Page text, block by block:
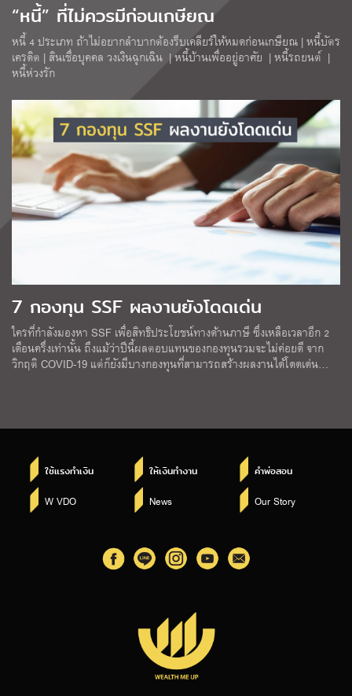
“หนี้” ที่ไม่ควรมีก่อนเกษียณ
หนี้ 4 ประเภท ถ้าไม่อยากลำบากต้องรีบเคลียร์ให้หมดก่อนเกษียณ | หนี้บัตร
เครดิต | สินเชื่อบุคคล วงเงินฉุกเฉิน | หนี้บ้านเพื่ออยู่อาศัย | หนี้รถยนต์ |
หนี้ห่วงรัก
7 กองทุน SSF ผลงานยังโดดเด่น
ใครที่กำลังมองหา SSF เพื่อสิทธิประโยชน์ทางด้านภาษี ซึ่งเหลือเวลาอีก 2
เดือนครึ่งเท่านั้น ถึงแม้ว่าปีนี้ผลตอบแทนของกองทุนรวมจะไม่ค่อยดี จาก
วิกฤติ COVID-19 แต่ก็ยังมีบางกองทุนที่สามารถสร้างผลงานได้โดดเด่น…
ใช้แรงทำเงิน ให้เงินทำงาน คำพ่อสอน
W VDO News Our Story